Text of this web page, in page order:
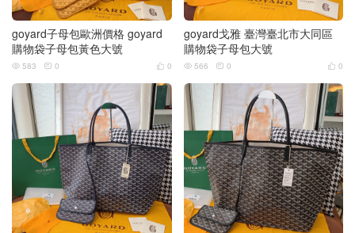
goyard子母包歐洲價格 goyard
購物袋子母包黃色大號
 0
 583  0
goyard戈雅 臺灣臺北市大同區
購物袋子母包大號
 0
 566  0